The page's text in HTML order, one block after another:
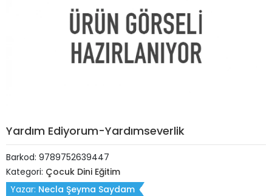
Yardım Ediyorum-Yardımseverlik
Barkod: 9789752639447
Kategori: Çocuk Dini Eğitim
Yazar: Necla Şeyma Saydam